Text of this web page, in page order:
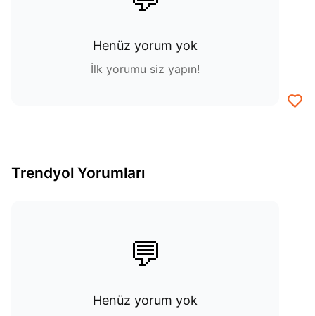
Henüz yorum yok
İlk yorumu siz yapın!
Trendyol Yorumları
💬
Henüz yorum yok